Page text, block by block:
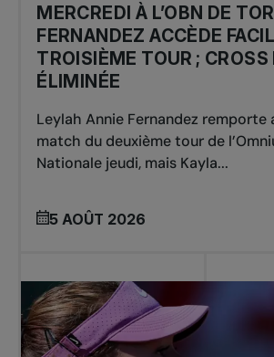
MERCREDI À L’OBN DE
FERNANDEZ ACCÈDE
TROISIÈME TOUR ; CROSS
ÉLIMINÉE
Leylah Annie Fernandez remporte
match du deuxième tour de
Nationale jeudi, mais Kayla...
5 AOÛT 2026